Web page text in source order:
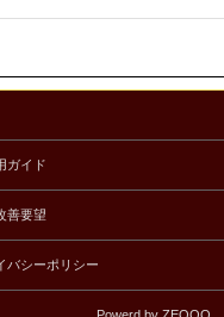
ガイド
善要望
バシーポリシー